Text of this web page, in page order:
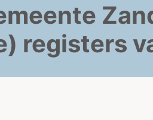
registers